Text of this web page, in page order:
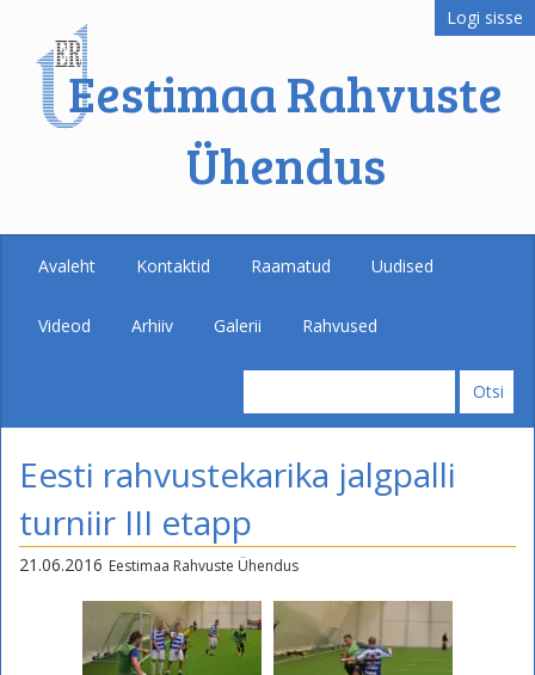
Logi sisse
Eestimaa Rahvuste
Ühendus
Avaleht Kontaktid Raamatud Uudised
Videod Arhiiv Galerii Rahvused
Eesti rahvustekarika jalgpalli
turniir III etapp
21.06.2016 Eestimaa Rahvuste Ühendus